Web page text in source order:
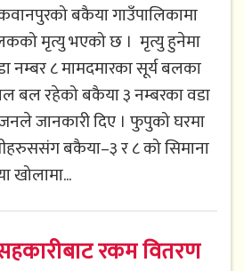
बकैया गाउँपालिकामा
मृत्यु भएको छ । मृत्यु हुनेमा
नम्बर ८ मामदमारका सूर्य बलका
बल रहेको बकैया ३ नम्बरका वडा
जानकारी दिए । फुपुको घरमा
बकैया–३ र ८ को सिमाना
खोलामा...
रकम वितरण